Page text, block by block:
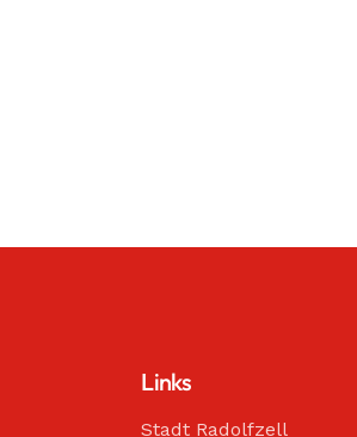
Links
Stadt Radolfzell